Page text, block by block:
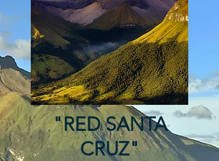
"RED SANTA
CRUZ"